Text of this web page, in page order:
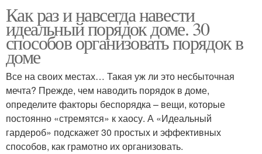
Как раз и навсегда навести
идеальный порядок доме. 30
способов организовать порядок в
доме
Все на своих местах… Такая уж ли это несбыточная
мечта? Прежде, чем наводить порядок в доме,
определите факторы беспорядка – вещи, которые
постоянно «стремятся» к хаосу. А «Идеальный
гардероб» подскажет 30 простых и эффективных
способов, как грамотно их организовать.